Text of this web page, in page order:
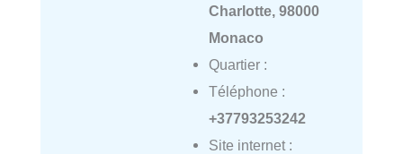
Charlotte, 98000
Monaco
Quartier :
Téléphone :
+37793253242
Site internet :